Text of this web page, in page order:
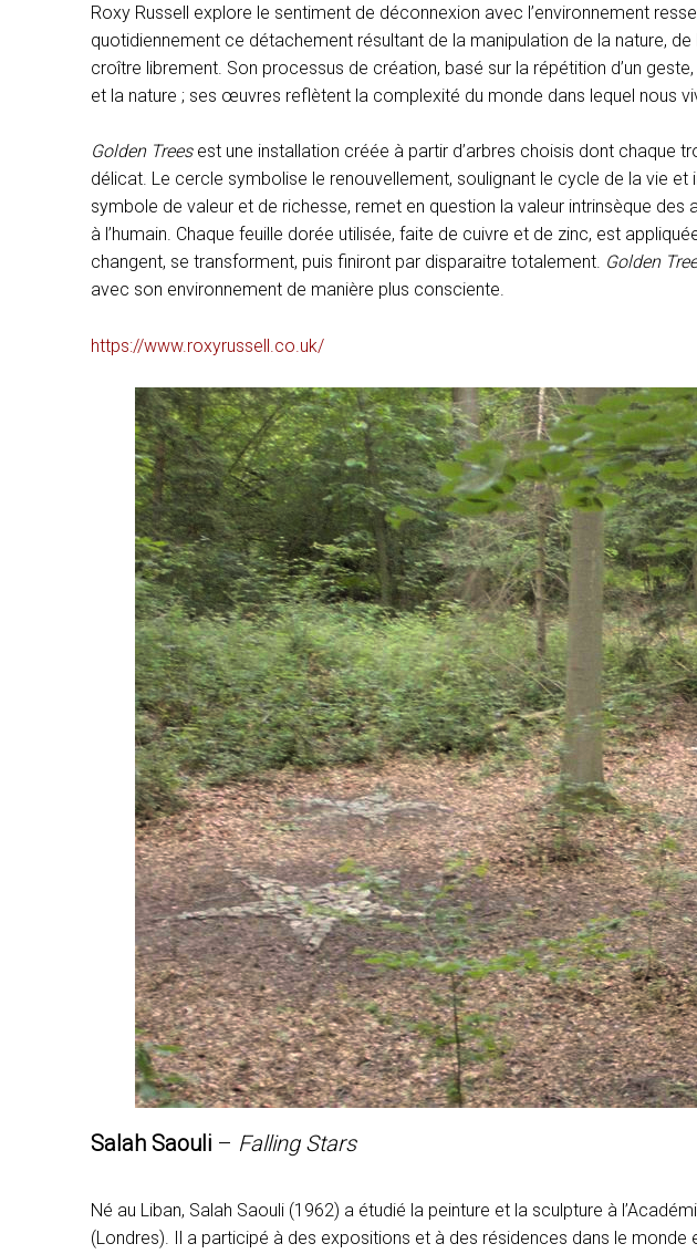
Roxy Russell explore le sentiment de déconnexion avec l’environnement
quotidiennement ce détachement résultant de la manipulation de la nature,
croître librement. Son processus de création, basé sur la répétition d’un
et la nature ; ses œuvres reflètent la complexité du monde dans lequel nous
Golden Treesest une installation créée à partir d’arbres choisis dont chaque
délicat. Le cercle symbolise le renouvellement, soulignant le cycle de la vie
symbole de valeur et de richesse, remet en question la valeur intrinsèque
à l’humain. Chaque feuille dorée utilisée, faite de cuivre et de zinc, est
changent, se transforment, puis finiront par disparaitre totalement. Golden
avec son environnement de manière plus consciente.
https://www.roxyrussell.co.uk/
Salah Saouli – Falling Stars
Né au Liban, Salah Saouli (1962) a étudié la peinture et la sculpture à
(Londres). Il a participé à des expositions et à des résidences dans le monde